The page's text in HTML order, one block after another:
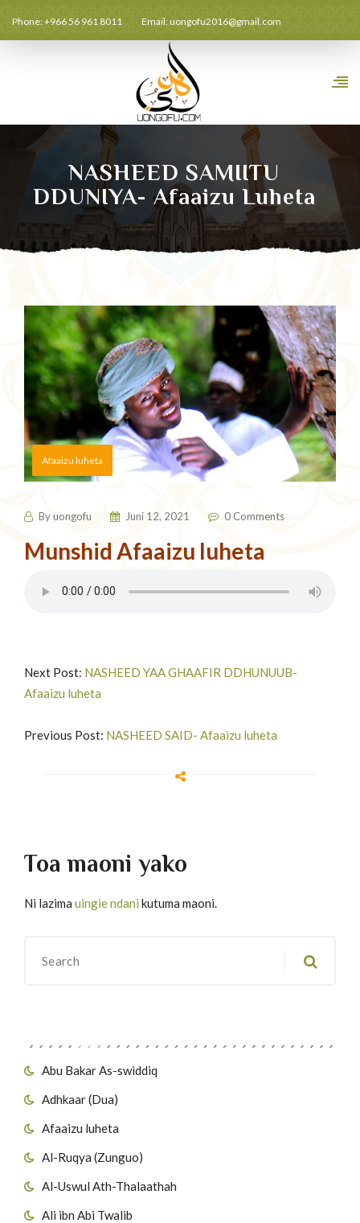
Phone: +966 56 961 8011 Email:uongofu2016@gmail.com
NASHEED SAMIITU
DDUNIYA- Afaaizu Luheta
Abu Bakar As-swiddiq
Adhkaar (Dua)
Afaaizu luheta
Al-Ruqya (Zunguo)
Al-Uswul Ath-Thalaathah
Ali ibn Abi Twalib
Afaaizu luheta
Byuongofu Juni 12, 2021 0 Comments
Munshid Afaaizu luheta
Next Post: NASHEED YAA GHAAFIR DDHUNUUB-
Afaaizu luheta
Previous Post: NASHEED SAID- Afaaizu luheta
Toa maoni yako
Ni lazima uingie ndani kutuma maoni.